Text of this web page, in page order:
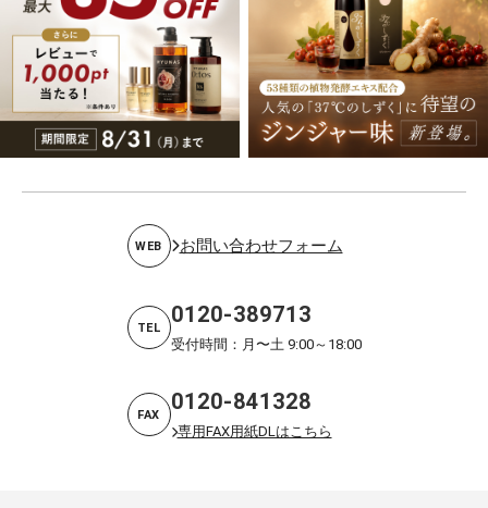
WEB お問い合わせフォーム
TEL 0120-389713
受付時間：月〜土 9:00～18:00
FAX 0120-841328
専用FAX用紙DLはこちら